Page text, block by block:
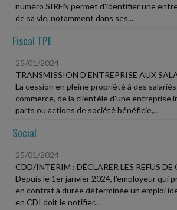
numéro SIREN permet d'identifier une
de sa vie, notamment dans ses...
Fiscal TPE
25/01/2024
TRANSMISSION D'ENTREPRISE AUX
La cession en pleine propriété à des
commerce, de la clientèle d'une entreprise
parts ou actions de société bénéficie,...
Social
25/01/2024
CDD/INTÉRIM : DÉCLARER LES REFUS DE
Depuis le 1er janvier 2024, l'employeur qui
en contrat à durée déterminée un emploi
en CDI doit le notifier...